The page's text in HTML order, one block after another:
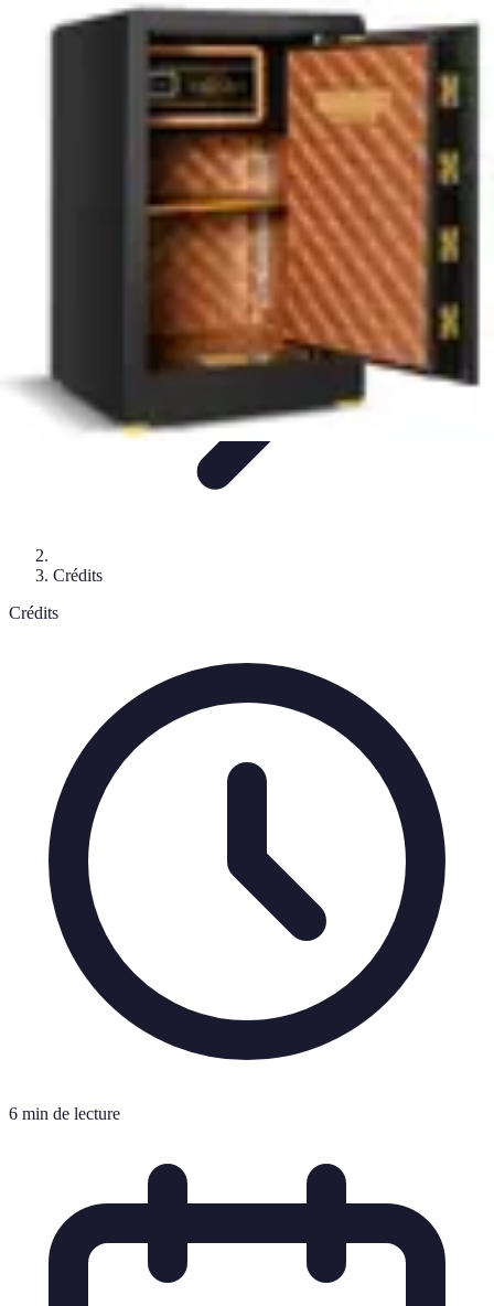
Conseil Banque
Prêts et Crédits
Crédits et EmpruntsFrais et TarifsGestion
Crédits et Financements
Conseil Banque
Crédits
Crédits
6 min de lecture